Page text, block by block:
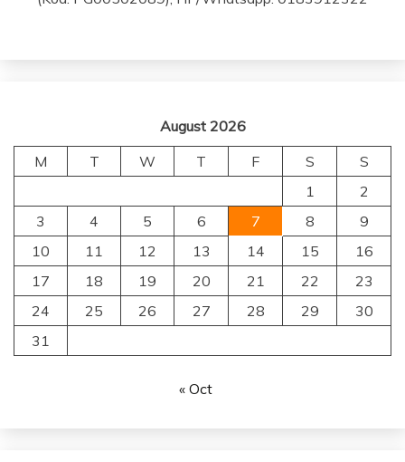
August 2026
M
T W T F S
S
1
2
3
4 5 6 7 8
9
10
11 12 13 14 15
16
17
18 19 20 21 22
23
24
25 26 27 28 29
30
31
« Oct